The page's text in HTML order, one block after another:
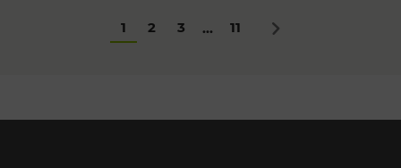
1 2 3 ... 11 Nächstes